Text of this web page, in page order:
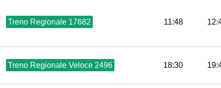
Treno Regionale 17682 11:48
Treno Regionale Veloce 2496 18:30